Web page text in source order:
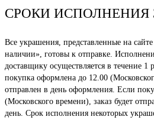
СРОКИ ИСПОЛНЕНИЯ
Все украшения, представленные на
наличии», готовы к отправке.
доставщику осуществляется в течение
покупка оформлена до 12.00
отправлен в день оформления. Если
(Московского времени), заказ будет
день. Срок исполнения некоторых